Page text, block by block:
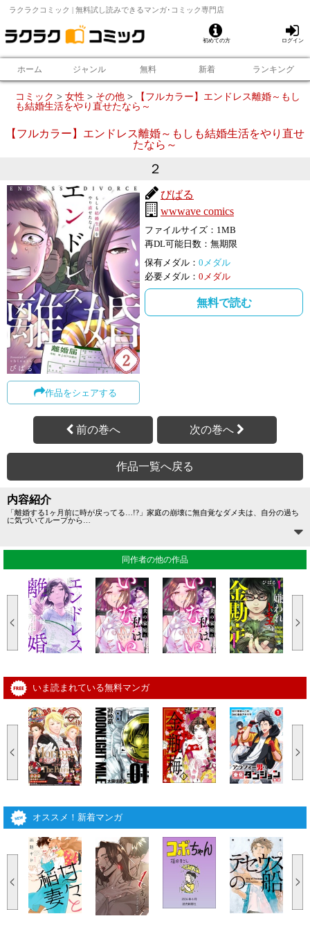
ラクラクコミック | 無料試し読みできるマンガ･コミック専門店
初めての方 ログイン
ホーム ジャンル 無料 新着 ランキング
コミック >女性 > その他 >
【フルカラー】エンドレス離婚～もし
も結婚生活をやり直せたなら～
【フルカラー】エンドレス離婚～もしも結婚生活をやり直せ
たなら～
２
作品をシェアする
びばる
wwwave comics
ファイルサイズ： 1MB
再DL可能日数： 無期限
保有メダル： 0 メダル
必要メダル： 0 メダル
無料で読む
前の巻へ 次の巻へ
作品一覧へ戻る
内容紹介
「離婚する1ヶ月前に時が戻ってる…!?」家庭の崩壊に無自覚なダメ夫は、自分の過ち
に気づいてループから
同作者の他の作品
いま読まれている無料マンガ
オススメ！新着マンガ